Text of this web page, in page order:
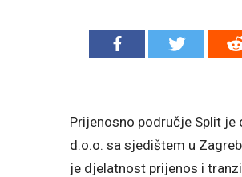
Prijenosno područje Split
d.o.o. sa sjedištem u
je djelatnost prijenos i